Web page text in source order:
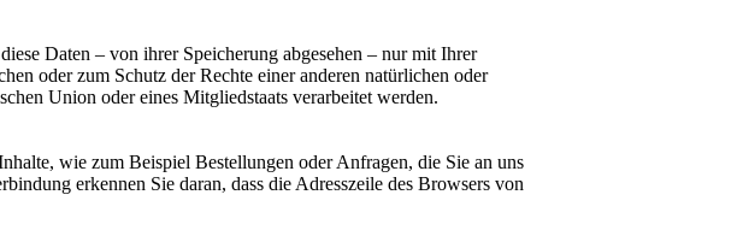
Daten – von ihrer Speicherung abgesehen – nur mit Ihrer
oder zum Schutz der Rechte einer anderen natürlichen oder
Union oder eines Mitgliedstaats verarbeitet werden.
wie zum Beispiel Bestellungen oder Anfragen, die Sie an uns
erkennen Sie daran, dass die Adresszeile des Browsers von